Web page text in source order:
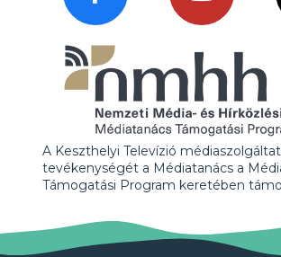
A Keszthelyi Televízió
tevékenységét a Médiatanács a
Támogatási Program keretében